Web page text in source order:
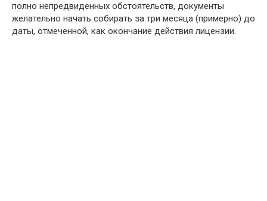
полно непредвиденных обстоятельств, документы
желательно начать собирать за три месяца (примерно) до
даты, отмеченной, как окончание действия лицензии.